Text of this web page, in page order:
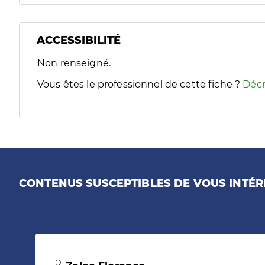
ACCESSIBILITÉ
Filtres
Sélectionnez un ou plusieurs handicaps/besoins
Non renseigné.
Vous êtes le professionnel de cette fiche ?
CONTENUS SUSCEPTIBLES DE VOUS